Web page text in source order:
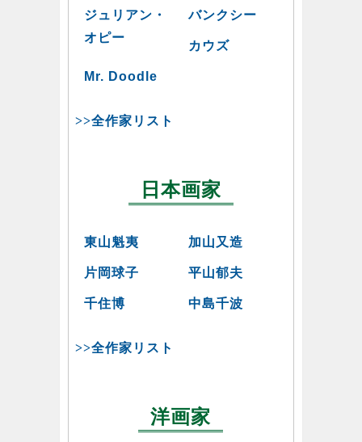
ジュリアン・
オピー
バンクシー
カウズ
Mr. Doodle
>>全作家リスト
日本画家
東山魁夷 加山又造
片岡球子 平山郁夫
千住博 中島千波
>>全作家リスト
洋画家